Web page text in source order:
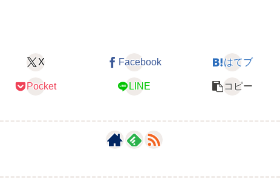
X Facebook はてブ
Pocket LINE コピー